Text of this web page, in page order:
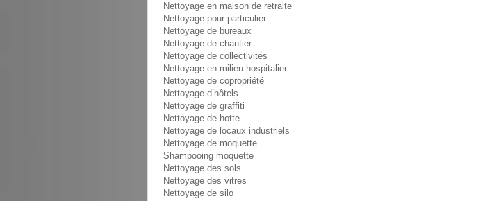
Nettoyage en maison de retraite
Nettoyage pour particulier
Nettoyage de bureaux
Nettoyage de chantier
Nettoyage de collectivités
Nettoyage en milieu hospitalier
Nettoyage de copropriété
Nettoyage d’hôtels
Nettoyage de graffiti
Nettoyage de hotte
Nettoyage de locaux industriels
Nettoyage de moquette
Shampooing moquette
Nettoyage des sols
Nettoyage des vitres
Nettoyage de silo